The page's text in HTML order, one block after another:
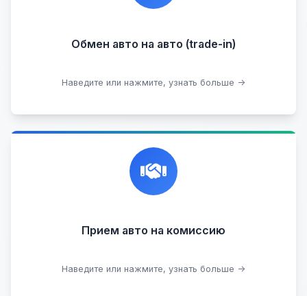
Обмен авто на авто (trade-in)
Наведите или нажмите, узнать больше →
Подобрать авто
Прием авто на комиссию
Наведите или нажмите, узнать больше →
Честная и профессиональная экспертиза, реклама,
переговоры с клиентами, подготовка документов,
сопровождение сделки.
Прием битых авто
Оставить на комиссии